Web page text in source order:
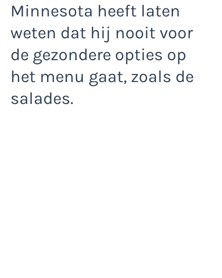
Minnesota heeft laten
weten dat hij nooit voor
de gezondere opties op
het menu gaat, zoals de
salades.